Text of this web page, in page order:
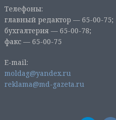
Телефоны:
главный редактор — 65-00-75;
бухгалтерия — 65-00-78;
факс — 65-00-75
E-mail:
moldag@yandex.ru
reklama@md-gazeta.ru